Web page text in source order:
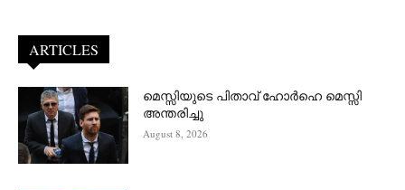
ARTICLES
മെസ്സിയുടെ പിതാവ് ഹോർഹെ മെസ്സി
അന്തരിച്ചു
August 8, 2026